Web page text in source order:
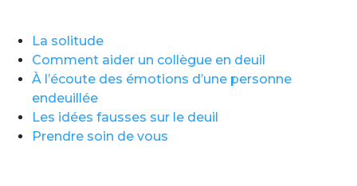
La solitude
Comment aider un collègue en deuil
À l’écoute des émotions d’une personne
endeuillée
Les idées fausses sur le deuil
Prendre soin de vous